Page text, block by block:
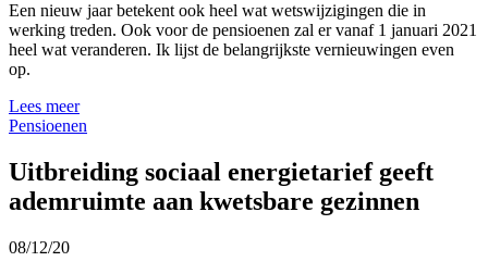
Een nieuw jaar betekent ook heel wat wetswijzigingen die in
werking treden. Ook voor de pensioenen zal er vanaf 1 januari 2021
heel wat veranderen. Ik lijst de belangrijkste vernieuwingen even
op.
Lees meer
Pensioenen
Uitbreiding sociaal energietarief geeft
ademruimte aan kwetsbare gezinnen
08/12/20